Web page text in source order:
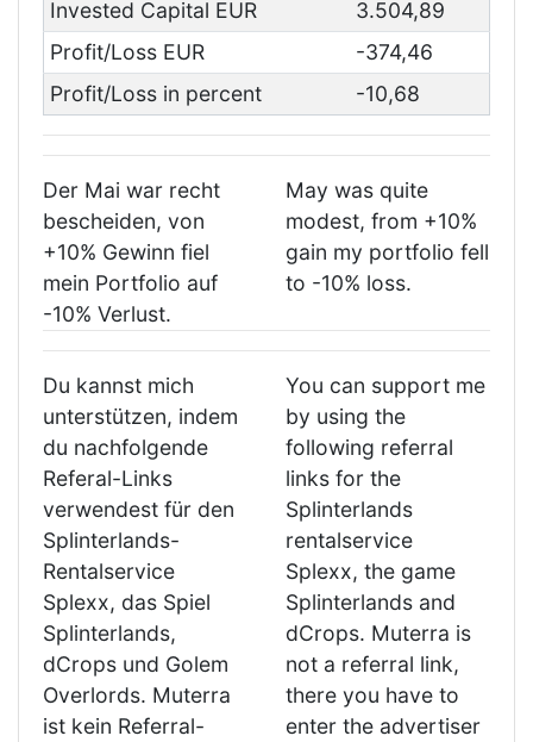
Invested Capital EUR
3.504,89
Profit/Loss EUR
-374,46
Profit/Loss in percent
-10,68
Der Mai war recht
bescheiden, von
+10% Gewinn fiel
mein Portfolio auf
-10% Verlust.
May was quite
modest, from +10%
gain my portfolio fell
to -10% loss.
Du kannst mich
unterstützen, indem
du nachfolgende
Referal-Links
verwendest für den
Splinterlands-
Rentalservice
Splexx, das Spiel
Splinterlands,
dCrops und Golem
Overlords. Muterra
ist kein Referral-
You can support me
by using the
following referral
links for the
Splinterlands
rentalservice
Splexx, the game
Splinterlands and
dCrops. Muterra is
not a referral link,
there you have to
enter the advertiser